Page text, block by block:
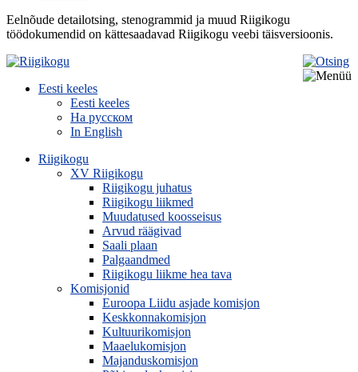
Eelnõude detailotsing, stenogrammid ja muud Riigikogu
töödokumendid on kättesaadavad Riigikogu veebi täisversioonis.
Eesti keeles
Eesti keeles
На русском
In English
Riigikogu
XV Riigikogu
Riigikogu juhatus
Riigikogu liikmed
Muudatused koosseisus
Arvud räägivad
Saali plaan
Palgaandmed
Riigikogu liikme hea tava
Komisjonid
Euroopa Liidu asjade komisjon
Keskkonnakomisjon
Kultuurikomisjon
Maaelukomisjon
Majanduskomisjon